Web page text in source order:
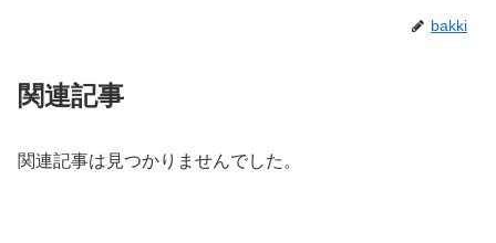
bakki
関連記事
関連記事は見つかりませんでした。